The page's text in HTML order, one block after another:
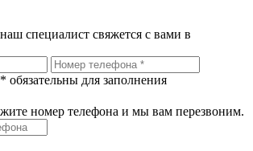
специалист свяжется с вами в
* обязательны для заполнения
номер телефона и мы вам перезвоним.